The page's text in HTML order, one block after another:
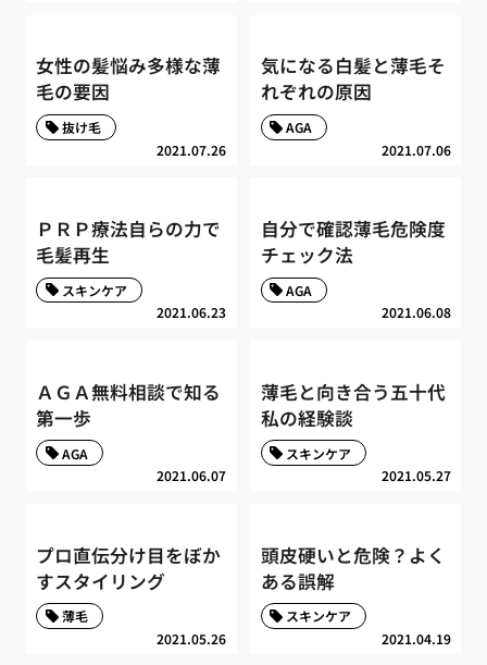
女性の髪悩み多様な薄
毛の要因
2021.07.26
抜け毛
気になる白髪と薄毛そ
れぞれの原因
2021.07.06
AGA
ＰＲＰ療法自らの力で
毛髪再生
2021.06.23
スキンケア
自分で確認薄毛危険度
チェック法
2021.06.08
AGA
ＡＧＡ無料相談で知る
第一歩
2021.06.07
AGA
薄毛と向き合う五十代
私の経験談
2021.05.27
スキンケア
プロ直伝分け目をぼか
すスタイリング
2021.05.26
薄毛
頭皮硬いと危険？よく
ある誤解
2021.04.19
スキンケア